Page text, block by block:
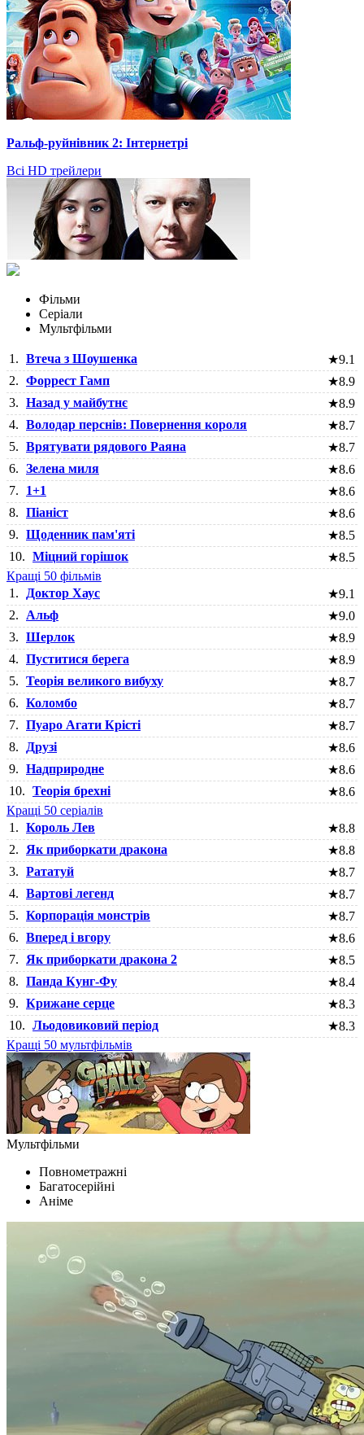
Ральф-руйнівник 2: Інтернетрі
Всі HD трейлери
Фільми
Серіали
Мультфільми
1. Втеча з Шоушенка ★9.1
2. Форрест Гамп ★8.9
3. Назад у майбутнє ★8.9
4. Володар перснів: Повернення короля ★8.7
5. Врятувати рядового Раяна ★8.7
6. Зелена миля ★8.6
7.
1+1 ★8.6
8. Піаніст ★8.6
9. Щоденник пам'яті ★8.5
10. Міцний горішок ★8.5
Кращі 50 фільмів
1.
Доктор Хаус ★9.1
2.
Альф ★9.0
3. Шерлок ★8.9
4. Пуститися берега ★8.9
5. Теорія великого вибуху ★8.7
6. Коломбо ★8.7
7. Пуаро Агати Крісті ★8.7
8.
Друзі ★8.6
9. Надприродне ★8.6
10. Теорія брехні ★8.6
Кращі 50 серіалів
1. Король Лев ★8.8
2.
Як приборкати дракона ★8.8
3. Рататуй ★8.7
4. Вартові легенд ★8.7
5. Корпорація монстрів ★8.7
6. Вперед і вгору ★8.6
7.
Як приборкати дракона 2 ★8.5
8. Панда Кунг-Фу ★8.4
9. Крижане серце ★8.3
10. Льодовиковий період ★8.3
Кращі 50 мультфільмів
Мультфільми
Повнометражні
Багатосерійні
Аніме